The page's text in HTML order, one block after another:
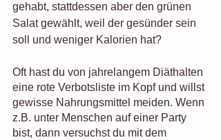
gehabt, stattdessen aber den grünen
Salat gewählt, weil der gesünder sein
soll und weniger Kalorien hat?
Oft hast du von jahrelangem Diäthalten
eine rote Verbotsliste im Kopf und willst
gewisse Nahrungsmittel meiden. Wenn
z.B. unter Menschen auf einer Party
bist, dann versuchst du mit dem